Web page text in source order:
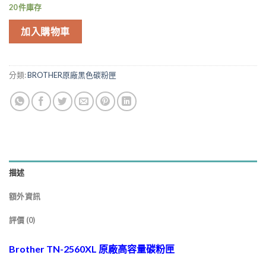
20 件庫存
加入購物車
分類:BROTHER原廠黑色碳粉匣
描述
額外資訊
評價 (0)
Brother TN-2560XL 原廠高容量碳粉匣